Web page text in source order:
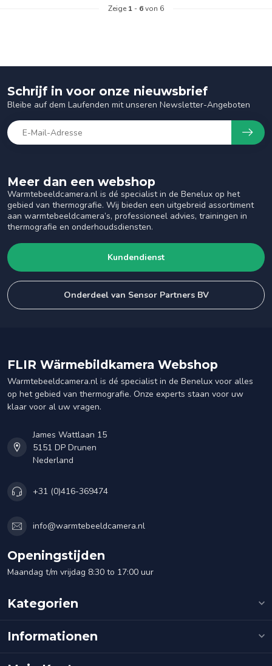
Zeige 1 - 6von 6
Meer dan een webshop
Warmtebeeldcamera.nl is dé specialist in de Benelux op het
gebied van thermografie. Wij bieden een uitgebreid assortiment
aan warmtebeeldcamera’s, professioneel advies, trainingen in
thermografie en onderhoudsdiensten.
Kundendienst
Onderdeel van Sensor Partners BV
Schrijf in voor onze nieuwsbrief
Bleibe auf dem Laufenden mit unseren Newsletter-Angeboten
FLIR Wärmebildkamera Webshop
Warmtebeeldcamera.nl is dé specialist in de Benelux voor alles
op het gebied van thermografie. Onze experts staan voor uw
klaar voor al uw vragen.
James Wattlaan 15
5151 DP Drunen
Nederland
+31 (0)416-369474
info@warmtebeeldcamera.nl
Openingstijden
Maandag t/m vrijdag 8:30 to 17:00 uur
Kategorien
Informationen